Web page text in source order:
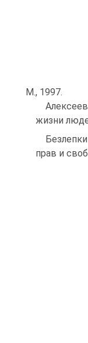
М., 1997.
жизни
прав и